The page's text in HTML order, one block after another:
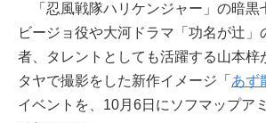
「忍風戦隊ハリケンジャー」の暗黒
ビージョ役や大河ドラマ「功名が辻」
者、タレントとしても活躍する山本梓
タヤで撮影をした新作イメージ「 あず
イベントを、10月6日にソフマップア